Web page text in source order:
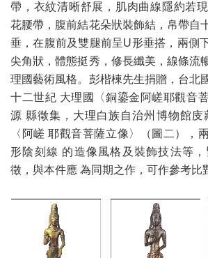
帶，衣紋清晰舒展，肌肉曲線隱約若
花腰帶，腹前結花朵狀裝飾結，帛帶自
垂，在腹前及雙腿前呈U形垂搭，兩側
尖角狀，體態挺秀，修長纖美，線條流
理國藝術風格。彭楷棟先生捐贈，台北
十二世紀 大理國〈銅鎏金阿嵯耶觀音
源 縣徵集，大理白族自治州博物館庋
〈阿嵯 耶觀音菩薩立像〉（圖二），
形陰刻線 的造像風格及裝飾技法等
徵，與本件應 為同期之作，可作參考比